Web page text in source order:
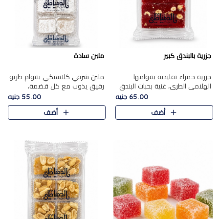
جزرية بالبندق كبير
جزرية حمراء تقليدية بقوامها
الهلامي الطري، غنية بحبات البندق
الفاخرة التي تضيف قرمشة راقية
إلى قوامها الناعم، لتقدم مزيجًا
متوازنًا من النكه..
65.00 جنيه
أضف
ملبن سادة
ملبن شرقي كلاسيكي بقوام طريو
رقيق يذوب مع كل قضمة،
مغطى بطبقة ناعمة من السكر
البودرة ليقدم المذاق الأصيل الذي
ارتبط بحلويات المولد التقليدي..
55.00 جنيه
أضف